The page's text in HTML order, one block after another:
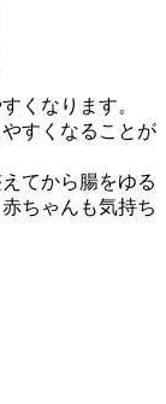
くなります。
すくなることが
てから腸をゆる
ちゃんも気持ち